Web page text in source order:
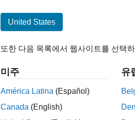
United States
또한 다음 목록에서 웹사이트를 선택
미주
América Latina (Español)
Canada (English)
유